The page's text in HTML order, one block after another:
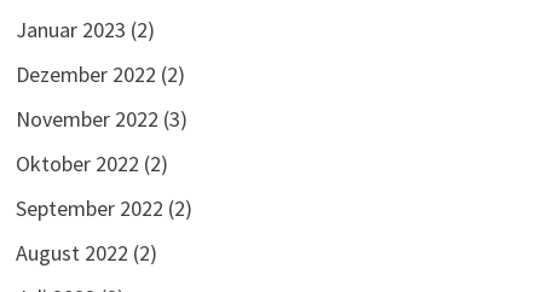
Januar 2023 (2)
Dezember 2022 (2)
November 2022 (3)
Oktober 2022 (2)
September 2022 (2)
August 2022 (2)